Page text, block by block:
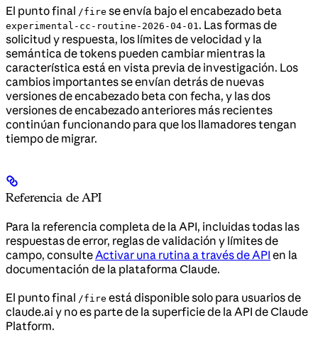
El punto final /fire se envía bajo el encabezado beta
experimental-cc-routine-2026-04-01 . Las formas de
solicitud y respuesta, los límites de velocidad y la
semántica de tokens pueden cambiar mientras la
característica está en vista previa de investigación. Los
cambios importantes se envían detrás de nuevas
versiones de encabezado beta con fecha, y las dos
versiones de encabezado anteriores más recientes
continúan funcionando para que los llamadores tengan
tiempo de migrar.
Referencia de API
Para la referencia completa de la API, incluidas todas las
respuestas de error, reglas de validación y límites de
campo, consulteActivar una rutina a través de API en la
documentación de la plataforma Claude.
El punto final /fire está disponible solo para usuarios de
claude.ai y no es parte de la superficie de la API de Claude
Platform.